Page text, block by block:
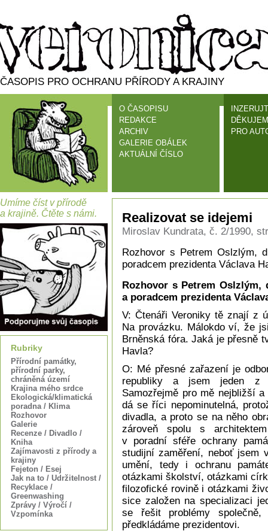
ČASOPIS PRO OCHRANU PŘÍRODY A KRAJINY
O ČASOPISU
REDAKCE
ARCHIV
GALERIE OBÁLEK
AKTUÁLNÍ ČÍSLO
PRO
Umíme číst v přírodě
a krajině. Čtěte s námi.
Rubriky
Přírodní památky,
přírodní parky,
chráněná území
Krajina mého srdce
Ekologická/klimatická
poradna / Klima
Rozhovor
Galerie
Recenze / Divadlo /
Kniha
Zajímavosti z přírody a
krajiny
Fejeton / Esej
Jak na to / Udržitelnost /
Recyklace /
Greenwashing
Zprávy / Výročí /
Vzpomínka
Realizovat se idejemi
Miroslav Kundrata, č. 2/1990,
Rozhovor s Petrem Oslzlým,
poradcem prezidenta Václava
Rozhovor s Petrem Oslzlým,
a poradcem prezidenta
V: Čtenáři Veroniky tě znají z
Na provázku. Málokdo ví, že
Brněnská fóra. Jaká je přesně
Havla?
O: Mé přesné zařazení je
republiky a jsem jeden z
Samozřejmě pro mě nejbližší
dá se říci nepominutelná,
divadla, a proto se na něho
zároveň spolu s
v poradní sféře ochrany
studijní zaměření, neboť jsem
umění, tedy i ochranu
otázkami školství, otázkami
filozofické rovině i otázkami
sice založen na specializaci
se řešit problémy
předkládáme prezidentovi.